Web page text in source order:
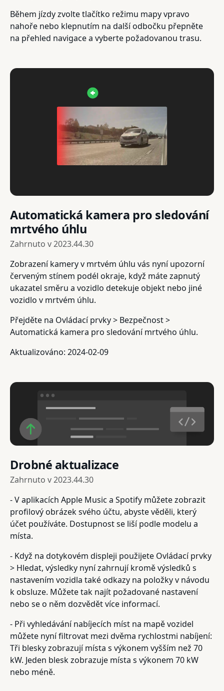
Během jízdy zvolte tlačítko režimu mapy vpravo
nahoře nebo klepnutím na další odbočku přepněte
na přehled navigace a vyberte požadovanou trasu.
Automatická kamera pro sledování
mrtvého úhlu
Zahrnuto v2023.44.30
Zobrazení kamery v mrtvém úhlu vás nyní upozorní
červeným stínem podél okraje, když máte zapnutý
ukazatel směru a vozidlo detekuje objekt nebo jiné
vozidlo v mrtvém úhlu.
Přejděte na Ovládací prvky > Bezpečnost >
Automatická kamera pro sledování mrtvého úhlu.
Aktualizováno: 2024-02-09
Drobné aktualizace
Zahrnuto v2023.44.30
- V aplikacích Apple Music a Spotify můžete zobrazit
profilový obrázek svého účtu, abyste věděli, který
účet používáte. Dostupnost se liší podle modelu a
místa.
- Když na dotykovém displeji použijete Ovládací prvky
> Hledat, výsledky nyní zahrnují kromě výsledků s
nastavením vozidla také odkazy na položky v návodu
k obsluze. Můžete tak najít požadované nastavení
nebo se o něm dozvědět více informací.
- Při vyhledávání nabíjecích míst na mapě vozidel
můžete nyní filtrovat mezi dvěma rychlostmi nabíjení:
Tři blesky zobrazují místa s výkonem vyšším než 70
kW. Jeden blesk zobrazuje místa s výkonem 70 kW
nebo méně.